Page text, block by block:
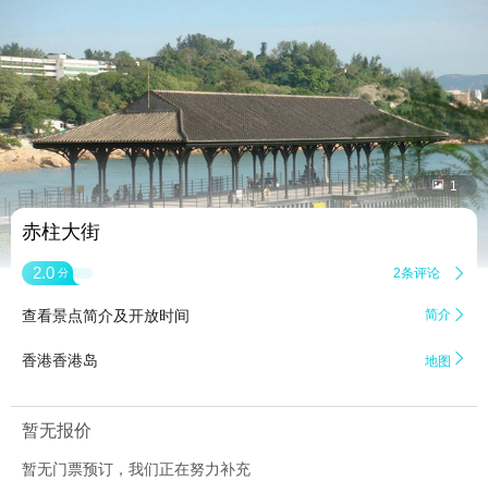
 1
赤柱大街
2.0 分 2条评论 
查看景点简介及开放时间 简介 
香港香港岛 地图 
暂无报价
暂无门票预订，我们正在努力补充